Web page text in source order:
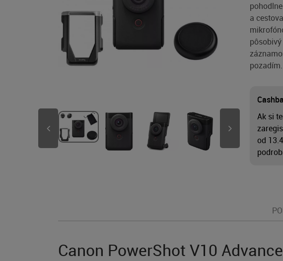
a
pozadím.
Ak si
od
Canon PowerShot V10